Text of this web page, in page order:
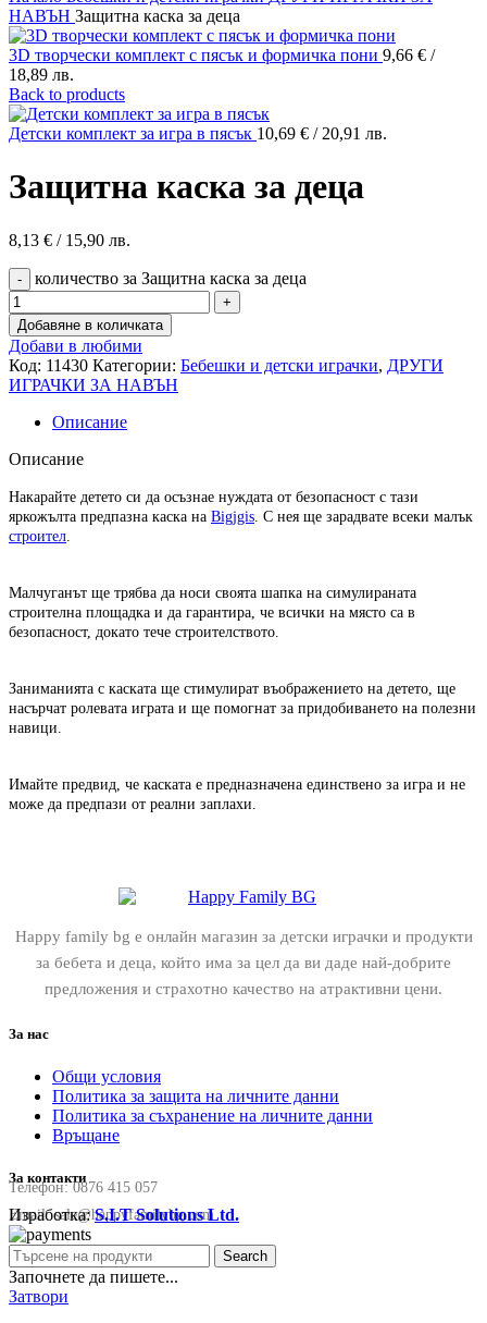
НАВЪН Защитна каска за деца
3D творчески комплект с пясък и формичка пони 9,66 € /
18,89 лв.
Back to products
Детски комплект за игра в пясък 10,69 € / 20,91 лв.
Защитна каска за деца
8,13 € / 15,90 лв.
количество за Защитна каска за деца
Добавяне в количката
Добави в любими
Код: 11430 Категории: Бебешки и детски играчки, ДРУГИ
ИГРАЧКИ ЗА НАВЪН
Описание
Описание
Накарайте детето си да осъзнае нуждата от безопасност с тази
яркожълта предпазна каска на Bigjgis . С нея ще зарадвате всеки малък
строител
Малчуганът ще трябва да носи своята шапка на симулираната
строителна площадка и да гарантира, че всички на място са в
безопасност, докато тече строителството.
Заниманията с каската ще стимулират въображението на детето, ще
насърчат ролевата играта и ще помогнат за придобиването на полезни
навици.
Имайте предвид, че каската е предназначена единствено за игра и не
може да предпази от реални заплахи.
Happy family bg е онлайн магазин за детски играчки и продукти
за бебета и деца, който има за цел да ви даде най-добрите
предложения и страхотно качество на атрактивни цени.
За нас
Общи условия
Политика за защита на личните данни
Политика за съхранение на личните данни
Връщане
За контакти
Телефон:0876 415 057
Email:sale@happyfamilybg.com
Изработка:S.I.T Solutions Ltd.
Search
Започнете да пишете...
Затвори